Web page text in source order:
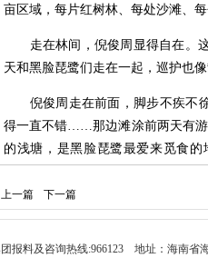
亩区域，每片红树林、每处沙滩、每
走在林间，倪俊周显得自在。这
天和黑脸琵鹭们走在一起，巡护也像
倪俊周走在前面，脚步不疾不徐
得一直不错……那边滩涂前两天有
的浅塘，是黑脸琵鹭最爱来觅食
登上观鸟台，视野开阔起来。倪
鹭）挑地方，我们得把‘家’给守好。”
上一篇 下一篇